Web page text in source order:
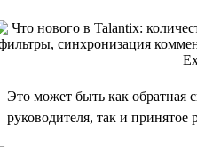
Это может быть как обратная
руководителя, так и принятое